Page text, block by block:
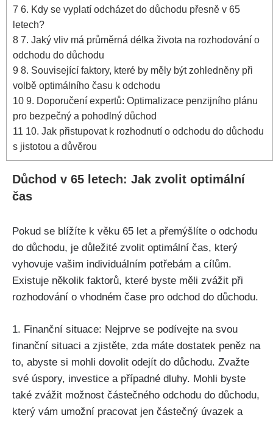
7 6. Kdy se vyplatí odcházet do důchodu přesně v 65
letech?
8 7. Jaký vliv má průměrná délka života na rozhodování o
odchodu do důchodu
9 8. Související faktory, které by měly být zohledněny při
volbě optimálního času k odchodu
10 9. Doporučení expertů: Optimalizace penzijního plánu
pro bezpečný a pohodlný důchod
11 10. Jak přistupovat k rozhodnutí o odchodu do důchodu
s jistotou a důvěrou
Důchod v 65 letech: Jak zvolit optimální
čas
Pokud se blížíte k věku 65 let a přemýšlíte o odchodu
do důchodu, je důležité zvolit optimální čas, který
vyhovuje vašim individuálním potřebám a cílům.
Existuje několik faktorů, které byste měli zvážit při
rozhodování o vhodném čase pro odchod do důchodu.
1. Finanční situace: Nejprve se podívejte na svou
finanční situaci a zjistěte, zda máte dostatek peněz na
to, abyste si mohli dovolit odejít do důchodu. Zvažte
své úspory, investice a případné dluhy. Mohli byste
také zvážit možnost částečného odchodu do důchodu,
který vám umožní pracovat jen částečný úvazek a